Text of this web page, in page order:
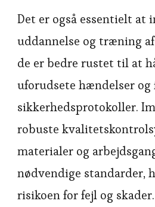
Det er også essentielt at
uddannelse og træning
de er bedre rustet til at
uforudsete hændelser og
sikkerhedsprotokoller.
robuste
materialer og
nødvendige standarder,
risikoen for fejl og skader.